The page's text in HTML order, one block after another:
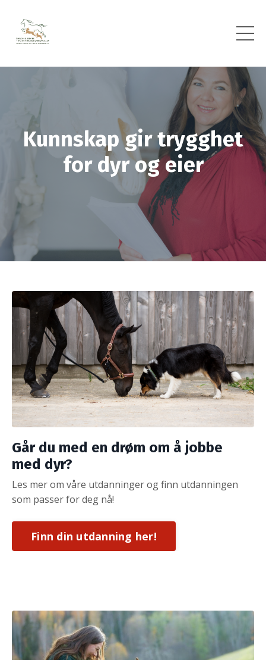
Kunnskap gir trygghet
for dyr og eier
Går du med en drøm om å jobbe
med dyr?
Les mer om våre utdanninger og finn utdanningen
som passer for deg nå!
Finn din utdanning her!